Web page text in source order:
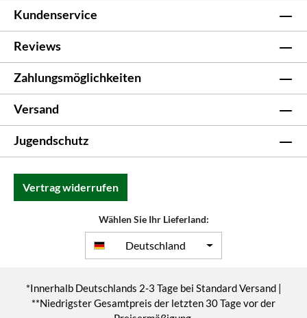
Kundenservice
Reviews
Zahlungsmöglichkeiten
Versand
Jugendschutz
Vertrag widerrufen
Wählen Sie Ihr Lieferland:
Deutschland
*Innerhalb Deutschlands 2-3 Tage bei Standard Versand |
**Niedrigster Gesamtpreis der letzten 30 Tage vor der